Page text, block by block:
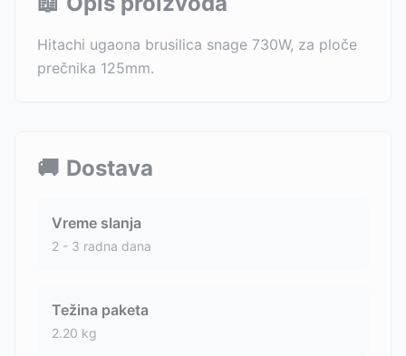
Hitachi ugaona brusilica snage 730W, za ploče
prečnika 125mm.
🚚 Dostava
Vreme slanja
2 - 3 radna dana
Težina paketa
2.20 kg